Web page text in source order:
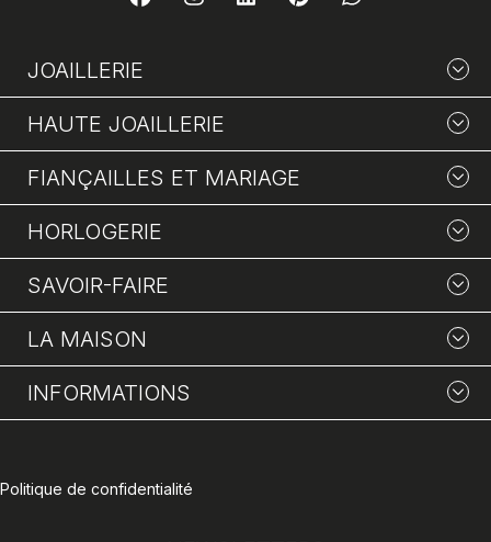
JOAILLERIE
HAUTE JOAILLERIE
FIANÇAILLES ET MARIAGE
HORLOGERIE
SAVOIR-FAIRE
LA MAISON
INFORMATIONS
Politique de confidentialité